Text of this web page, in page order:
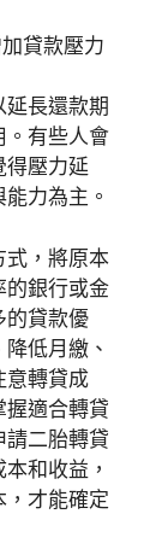
貸款壓力
長還款期
。有些人會
得壓力延
力為主。
式，將原本
的銀行或金
的貸款優
低月繳、
意轉貸成
握適合轉貸
請二胎轉貸
和收益，
，才能確定